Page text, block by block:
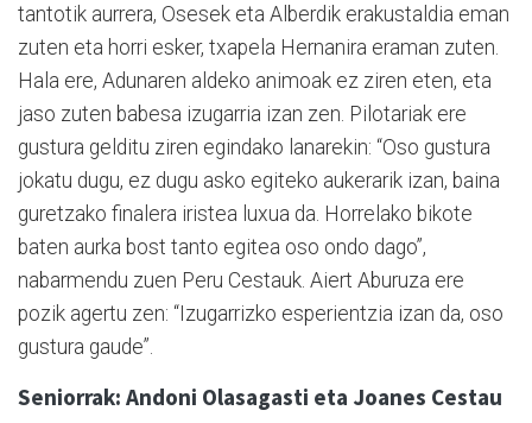
tantotik aurrera, Osesek eta Alberdik erakustaldia eman
zuten eta horri esker, txapela Hernanira eraman zuten.
Hala ere, Adunaren aldeko animoak ez ziren eten, eta
jaso zuten babesa izugarria izan zen. Pilotariak ere
gustura gelditu ziren egindako lanarekin: “Oso gustura
jokatu dugu, ez dugu asko egiteko aukerarik izan, baina
guretzako finalera iristea luxua da. Horrelako bikote
baten aurka bost tanto egitea oso ondo dago”,
nabarmendu zuen Peru Cestauk. Aiert Aburuza ere
pozik agertu zen: “Izugarrizko esperientzia izan da, oso
gustura gaude”.
Seniorrak: Andoni Olasagasti eta Joanes Cestau